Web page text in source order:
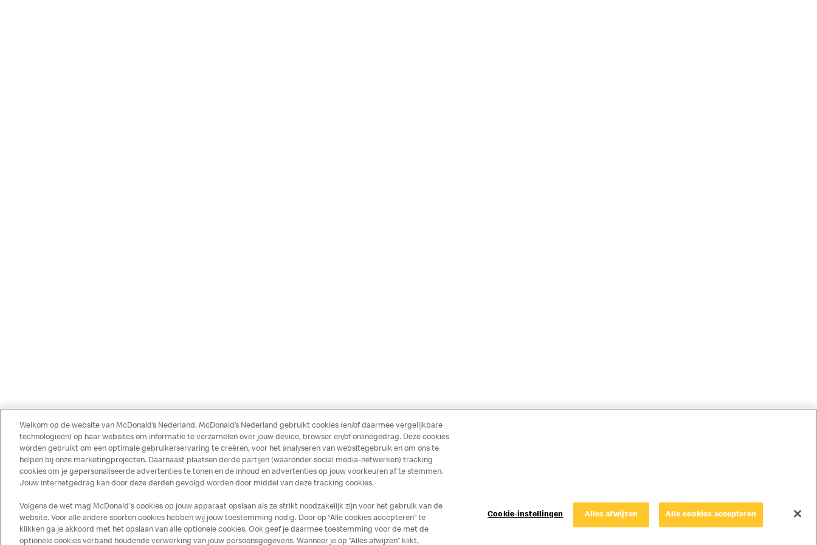
Welkom op de website van McDonald’s Nederland. McDonald’s Nederland gebruikt cookies (en/of daarmee vergelijkbare
technologieën) op haar websites om informatie te verzamelen over jouw device, browser en/of onlinegedrag. Deze cookies
worden gebruikt om een optimale gebruikerservaring te creëren, voor het analyseren van websitegebruik en om ons te
helpen bij onze marketingprojecten. Daarnaast plaatsen derde partijen (waaronder social media-netwerken) tracking
cookies om je gepersonaliseerde advertenties te tonen en de inhoud en advertenties op jouw voorkeuren af te stemmen.
Jouw internetgedrag kan door deze derden gevolgd worden door middel van deze tracking cookies.
Volgens de wet mag McDonald's cookies op jouw apparaat opslaan als ze strikt noodzakelijk zijn voor het gebruik van de
website. Voor alle andere soorten cookies hebben wij jouw toestemming nodig. Door op “Alle cookies accepteren” te
klikken ga je akkoord met het opslaan van alle optionele cookies. Ook geef je daarmee toestemming voor de met de
optionele cookies verband houdende verwerking van jouw persoonsgegevens. Wanneer je op “Alles afwijzen” klikt,
Cookie-instellingen Alles afwijzen Alle cookies accepteren